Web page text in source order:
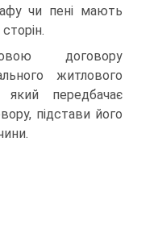
чи пені мають
договору
житлового
який передбачає
підстави його